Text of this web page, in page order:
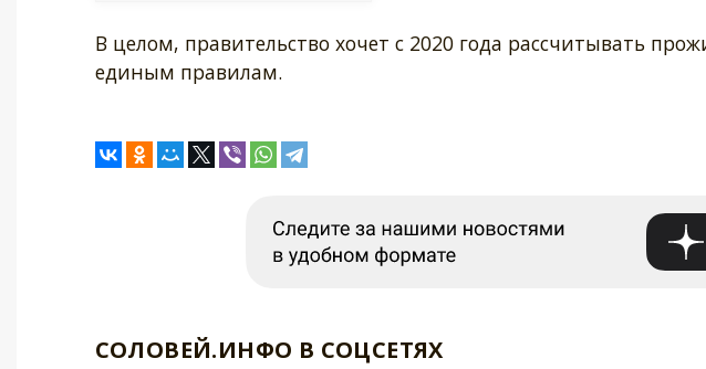
В целом, правительство хочет с 2020 года рассчитывать
единым правилам.
СОЛОВЕЙ.ИНФО В СОЦСЕТЯХ